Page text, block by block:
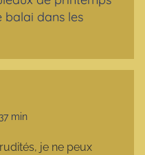
balai dans les
min
je ne peux